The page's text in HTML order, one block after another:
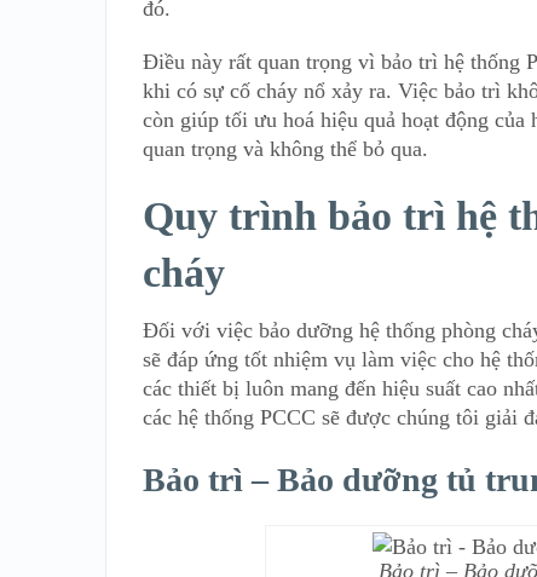
đó.
Điều này rất quan trọng vì bảo trì hệ thống
khi có sự cố cháy nổ xảy ra. Việc bảo trì
còn giúp tối ưu hoá hiệu quả hoạt động
quan trọng và không thể bỏ qua.
Quy trình bảo trì hệ
cháy
Đối với việc bảo dưỡng hệ thống phòng
sẽ đáp ứng tốt nhiệm vụ làm việc cho hệ
các thiết bị luôn mang đến hiệu suất cao
các hệ thống PCCC sẽ được chúng tôi giải
Bảo trì – Bảo dưỡng tủ
Bảo trì – Bảo